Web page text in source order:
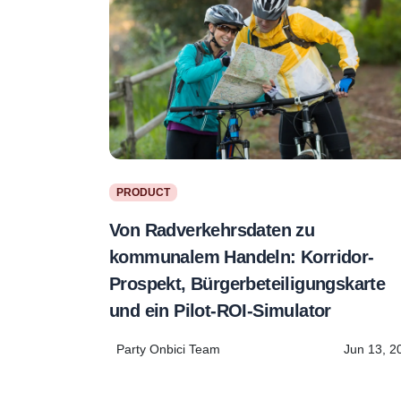
PRODUCT
Von Radverkehrsdaten zu
kommunalem Handeln: Korridor-
Prospekt, Bürgerbeteiligungskarte
und ein Pilot-ROI-Simulator
Party Onbici Team Jun 13,